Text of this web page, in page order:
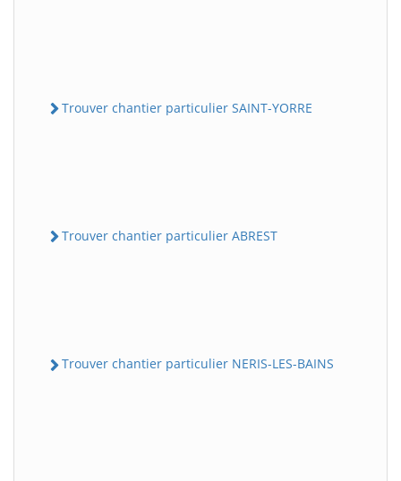
Trouver chantier particulier SAINT-YORRE
Trouver chantier particulier ABREST
Trouver chantier particulier NERIS-LES-BAINS